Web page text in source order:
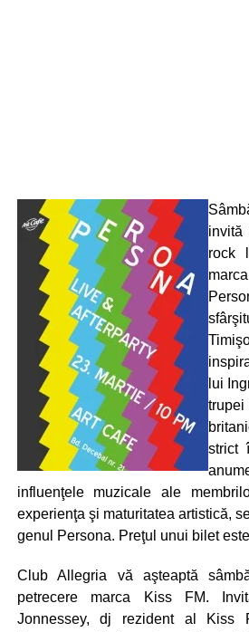
rock
lui
trupei
strict
influenţele muzicale ale
experienţa şi maturitatea artistică,
genul Persona. Preţul unui bilet
Club Allegria vă aşteaptă
petrecere marca Kiss FM.
Jonnessey, dj rezident al Kiss